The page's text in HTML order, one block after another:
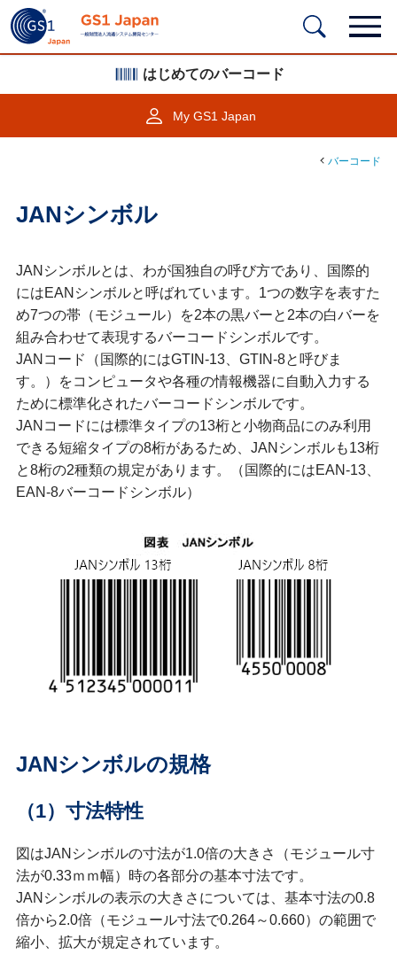
はじめてのバーコード
My GS1 Japan
バーコード
JANシンボル
JANシンボルとは、わが国独自の呼び方であり、国際的
にはEANシンボルと呼ばれています。1つの数字を表すた
め7つの帯（モジュール）を2本の黒バーと2本の白バーを
組み合わせて表現するバーコードシンボルです。
JANコード（国際的にはGTIN-13、GTIN-8と呼びま
す。）をコンピュータや各種の情報機器に自動入力する
ために標準化されたバーコードシンボルです。
JANコードには標準タイプの13桁と小物商品にのみ利用
できる短縮タイプの8桁があるため、JANシンボルも13桁
と8桁の2種類の規定があります。（国際的にはEAN-13、
EAN-8バーコードシンボル）
JANシンボルの規格
（1）寸法特性
図はJANシンボルの寸法が1.0倍の大きさ（モジュール寸
法が0.33ｍｍ幅）時の各部分の基本寸法です。
JANシンボルの表示の大きさについては、基本寸法の0.8
倍から2.0倍（モジュール寸法で0.264～0.660）の範囲で
縮小、拡大が規定されています。